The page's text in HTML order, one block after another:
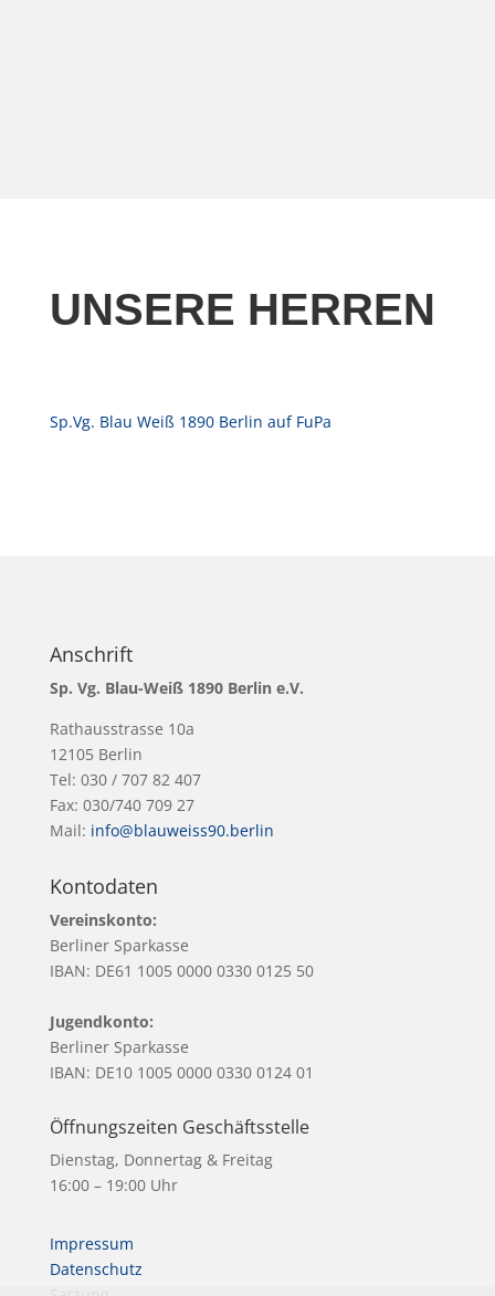
UNSERE HERREN
Sp.Vg. Blau Weiß 1890 Berlin auf FuPa
Anschrift
Sp. Vg. Blau-Weiß 1890 Berlin e.V.
Rathausstrasse 10a
12105 Berlin
Tel: 030 / 707 82 407
Fax: 030/740 709 27
Mail: info@blauweiss90.berlin
Kontodaten
Vereinskonto:
Berliner Sparkasse
IBAN: DE61 1005 0000 0330 0125 50
Jugendkonto:
Berliner Sparkasse
IBAN: DE10 1005 0000 0330 0124 01
Öffnungszeiten Geschäftsstelle
Dienstag, Donnertag & Freitag
16:00 – 19:00 Uhr
Impressum
Datenschutz